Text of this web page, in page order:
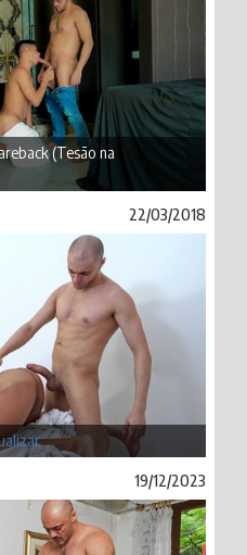
(Tesão na
22/03/2018
19/12/2023